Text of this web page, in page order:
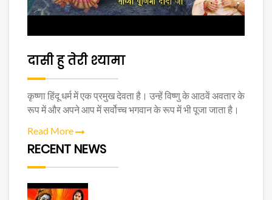
दासी हु तेरी श्यामा
कृष्णा हिंदू धर्म में एक प्रमुख देवता है। उन्हें विष्णु के आठवें अवतार के
रूप में और अपने आप में सर्वोच्च भगवान के रूप में भी पूजा जाता है।
Read More
RECENT NEWS